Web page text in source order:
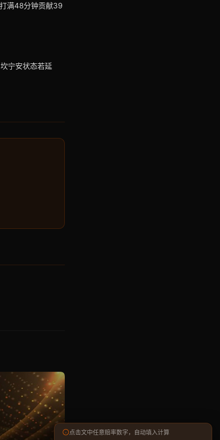
满48分钟贡献39
宁安状态若延
点击文中任意赔率数字，自动填入计算